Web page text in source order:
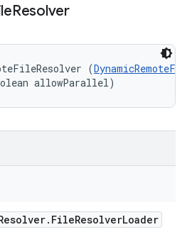
Resolver
(
allowParallel)
. FileResolverLoader